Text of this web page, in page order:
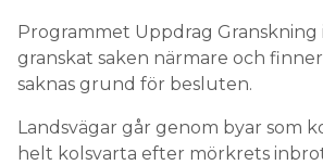
Programmet Uppdrag Granskning
granskat saken närmare och
saknas grund för besluten.
Landsvägar går genom byar som
helt kolsvarta efter mörkrets